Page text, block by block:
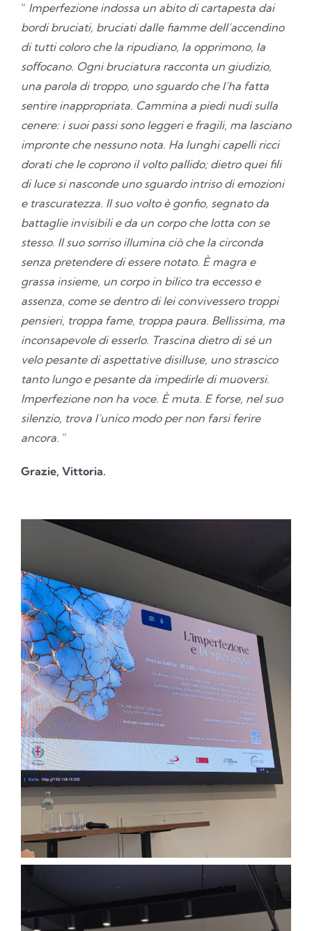
“ Imperfezione indossa un abito di cartapesta dai
bordi bruciati, bruciati dalle fiamme dell’accendino
di tutti coloro che la ripudiano, la opprimono, la
soﬀocano. Ogni bruciatura racconta un giudizio,
una parola di troppo, uno sguardo che l’ha fatta
sentire inappropriata. Cammina a piedi nudi sulla
cenere: i suoi passi sono leggeri e fragili, ma lasciano
impronte che nessuno nota. Ha lunghi capelli ricci
dorati che le coprono il volto pallido; dietro quei fili
di luce si nasconde uno sguardo intriso di emozioni
e trascuratezza. Il suo volto è gonfio, segnato da
battaglie invisibili e da un corpo che lotta con se
stesso. Il suo sorriso illumina ciò che la circonda
senza pretendere di essere notato. È magra e
grassa insieme, un corpo in bilico tra eccesso e
assenza, come se dentro di lei convivessero troppi
pensieri, troppa fame, troppa paura. Bellissima, ma
inconsapevole di esserlo. Trascina dietro di sé un
velo pesante di aspettative disilluse, uno strascico
tanto lungo e pesante da impedirle di muoversi.
Imperfezione non ha voce. È muta. E forse, nel suo
silenzio, trova l’unico modo per non farsi ferire
ancora. ”
Grazie, Vittoria.